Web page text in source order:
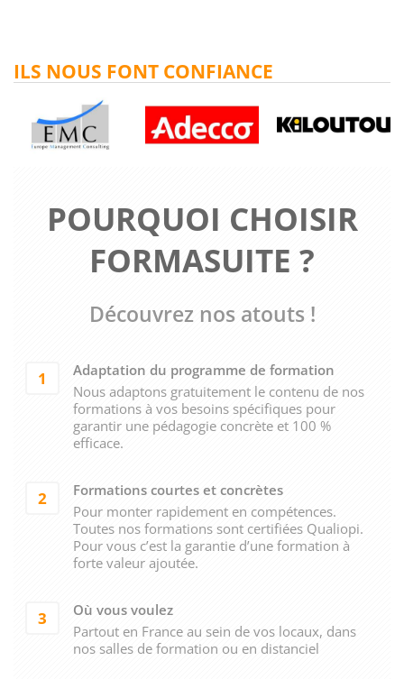
POURQUOI CHOISIR
FORMASUITE ?
Découvrez nos atouts !
1
Adaptation du programme de formation
Nous adaptons gratuitement le contenu de nos
formations à vos besoins spécifiques pour
garantir une pédagogie concrète et 100 %
efficace.
2
Formations courtes et concrètes
Pour monter rapidement en compétences.
Toutes nos formations sont certifiées Qualiopi.
Pour vous c’est la garantie d’une formation à
forte valeur ajoutée.
3
Où vous voulez
Partout en France au sein de vos locaux, dans
nos salles de formation ou en distanciel
ILS NOUS FONT CONFIANCE